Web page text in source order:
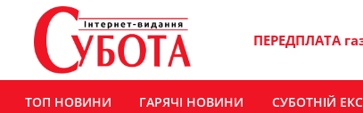
ПЕРЕДПЛАТА
ТОП НОВИНИ ГАРЯЧІ НОВИНИ СУБОТНІЙ